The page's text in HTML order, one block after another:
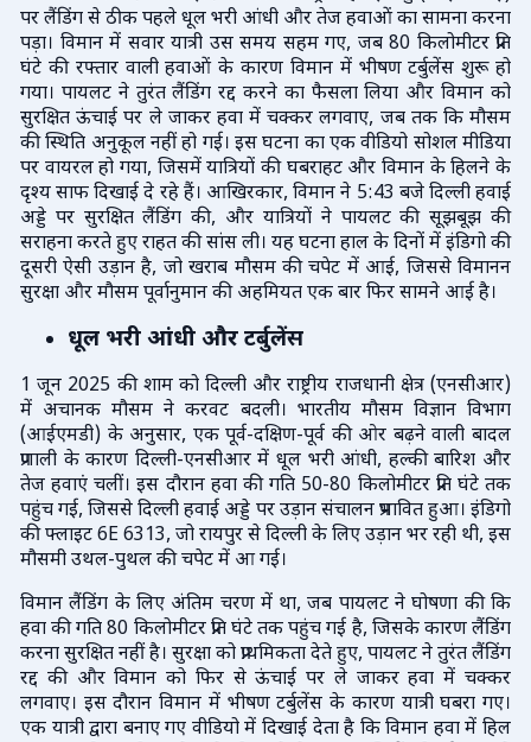
पर लैंडिंग से ठीक पहले धूल भरी आंधी और तेज हवाओं का सामना करना
पड़ा। विमान में सवार यात्री उस समय सहम गए, जब 80 किलोमीटर प्रति
घंटे की रफ्तार वाली हवाओं के कारण विमान में भीषण टर्बुलेंस शुरू हो
गया। पायलट ने तुरंत लैंडिंग रद्द करने का फैसला लिया और विमान को
सुरक्षित ऊंचाई पर ले जाकर हवा में चक्कर लगवाए, जब तक कि मौसम
की स्थिति अनुकूल नहीं हो गई। इस घटना का एक वीडियो सोशल मीडिया
पर वायरल हो गया, जिसमें यात्रियों की घबराहट और विमान के हिलने के
दृश्य साफ दिखाई दे रहे हैं। आखिरकार, विमान ने 5:43 बजे दिल्ली हवाई
अड्डे पर सुरक्षित लैंडिंग की, और यात्रियों ने पायलट की सूझबूझ की
सराहना करते हुए राहत की सांस ली। यह घटना हाल के दिनों में इंडिगो की
दूसरी ऐसी उड़ान है, जो खराब मौसम की चपेट में आई, जिससे विमानन
सुरक्षा और मौसम पूर्वानुमान की अहमियत एक बार फिर सामने आई है।
धूल भरी आंधी और टर्बुलेंस
1 जून 2025 की शाम को दिल्ली और राष्ट्रीय राजधानी क्षेत्र (एनसीआर)
में अचानक मौसम ने करवट बदली। भारतीय मौसम विज्ञान विभाग
(आईएमडी) के अनुसार, एक पूर्व-दक्षिण-पूर्व की ओर बढ़ने वाली बादल
प्रणाली के कारण दिल्ली-एनसीआर में धूल भरी आंधी, हल्की बारिश और
तेज हवाएं चलीं। इस दौरान हवा की गति 50-80 किलोमीटर प्रति घंटे तक
पहुंच गई, जिससे दिल्ली हवाई अड्डे पर उड़ान संचालन प्रभावित हुआ। इंडिगो
की फ्लाइट 6E 6313, जो रायपुर से दिल्ली के लिए उड़ान भर रही थी, इस
मौसमी उथल-पुथल की चपेट में आ गई।
विमान लैंडिंग के लिए अंतिम चरण में था, जब पायलट ने घोषणा की कि
हवा की गति 80 किलोमीटर प्रति घंटे तक पहुंच गई है, जिसके कारण लैंडिंग
करना सुरक्षित नहीं है। सुरक्षा को प्राथमिकता देते हुए, पायलट ने तुरंत लैंडिंग
रद्द की और विमान को फिर से ऊंचाई पर ले जाकर हवा में चक्कर
लगवाए। इस दौरान विमान में भीषण टर्बुलेंस के कारण यात्री घबरा गए।
एक यात्री द्वारा बनाए गए वीडियो में दिखाई देता है कि विमान हवा में हिल